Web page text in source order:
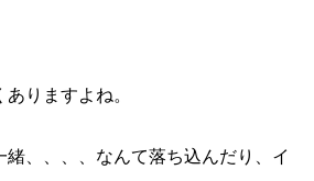
りますよね。
、、、、なんて落ち込んだり、イ